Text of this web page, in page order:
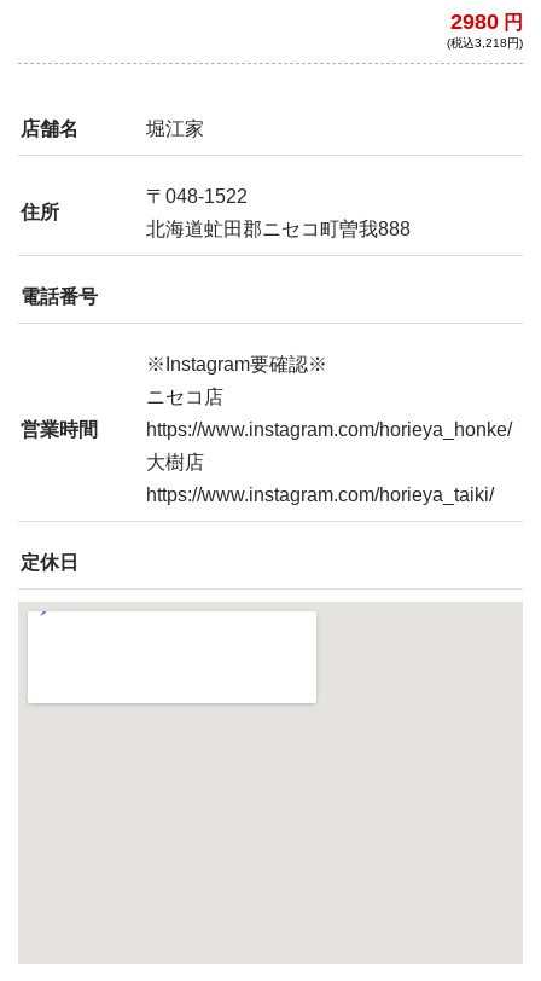
非ご自宅で楽しんでいただきたい！2980 円
(税込3,218円)
店舗名 堀江家
住所
〒048-1522
北海道虻田郡ニセコ町曽我888
電話番号
営業時間
※Instagram要確認※
ニセコ店
https://www.instagram.com/horieya_honke/
大樹店
https://www.instagram.com/horieya_taiki/
定休日